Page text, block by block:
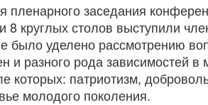
пленарного заседания
8 круглых столов выступили
было уделено рассмотрению
и разного рода зависимостей
которых: патриотизм,
молодого поколения.